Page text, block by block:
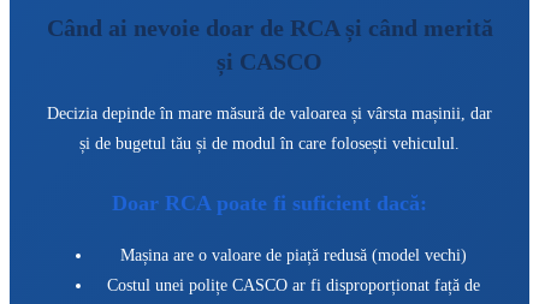
Când ai nevoie doar de RCA și când merită
și CASCO
Decizia depinde în mare măsură de valoarea și vârsta mașinii, dar
și de bugetul tău și de modul în care folosești vehiculul.
Doar RCA poate fi suficient dacă:
Mașina are o valoare de piață redusă (model vechi)
Costul unei polițe CASCO ar fi disproporționat față de